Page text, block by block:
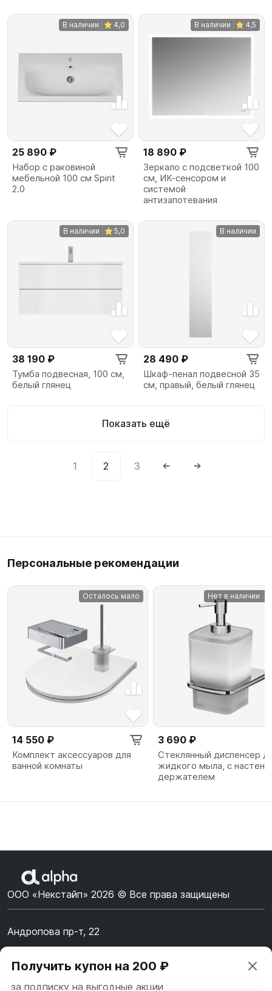
В наличии 4,0
25 890 ₽
Набор с раковиной
мебельной 100 см Spirit
2.0
В наличии 4,5
18 890 ₽
Зеркало с подсветкой 100
см, ИК-сенсором и
системой
антизапотевания
В наличии 5,0
38 190 ₽
Тумба подвесная, 100 см,
белый глянец
В наличии
28 490 ₽
Шкаф-пенал подвесной 35
см, правый, белый глянец
Показать ещё
1 2 3
Персональные рекомендации
Осталось мало
14 550 ₽
Комплект аксессуаров для
ванной комнаты
Нет в наличии
3 690 ₽
Стеклянный диспенсер
жидкого мыла, с
держателем
ООО «Некстайп» 2026 © Все права защищены
Андропова пр-т, 22
8 (800) 123-55-44
Получить купон на 200 ₽
за подписку на выгодные акции